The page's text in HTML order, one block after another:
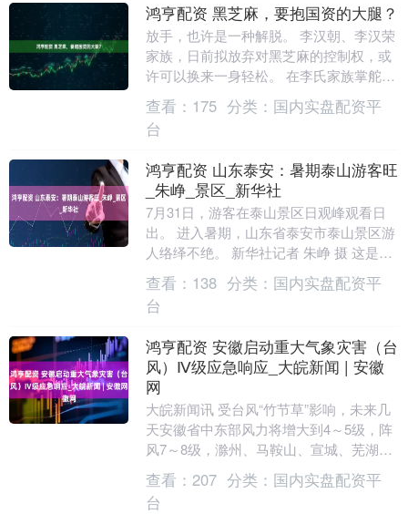
鸿亨配资 黑芝麻，要抱国资的大腿？
放手，也许是一种解脱。 李汉朝、李汉荣
家族，日前拟放弃对黑芝麻的控制权，或
许可以换来一身轻松。 在李氏家族掌舵企
业近20年里，这样的选择，可能从未在脑
海里泛起。....
查看： 175 分类： 国内实盘配资平
台
鸿亨配资 山东泰安：暑期泰山游客旺
_朱峥_景区_新华社
7月31日，游客在泰山景区日观峰观看日
出。 进入暑期，山东省泰安市泰山景区游
人络绎不绝。 新华社记者 朱峥 摄 这是7
月31日拍摄的泰山日出景观。 进入暑期，
山....
查看： 138 分类： 国内实盘配资平
台
鸿亨配资 安徽启动重大气象灾害（台
风）Ⅳ级应急响应_大皖新闻 | 安徽
网
大皖新闻讯 受台风“竹节草”影响，未来几
天安徽省中东部风力将增大到4～5级，阵
风7～8级，滁州、马鞍山、宣城、芜湖、
宿州和蚌埠等市有大雨到暴雨，局部大暴
雨。7月....
查看： 207 分类： 国内实盘配资平
台